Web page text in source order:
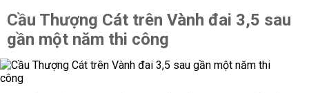
Cầu Thượng Cát trên Vành đai 3,5 sau
gần một năm thi công